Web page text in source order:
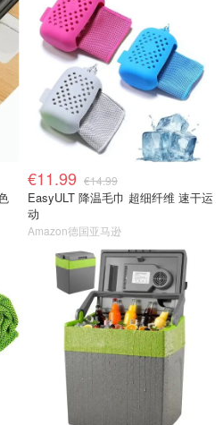
€11.99 €14.99
EasyULT 降温毛巾 超细纤维 速干运
动
Amazon德国亚马逊